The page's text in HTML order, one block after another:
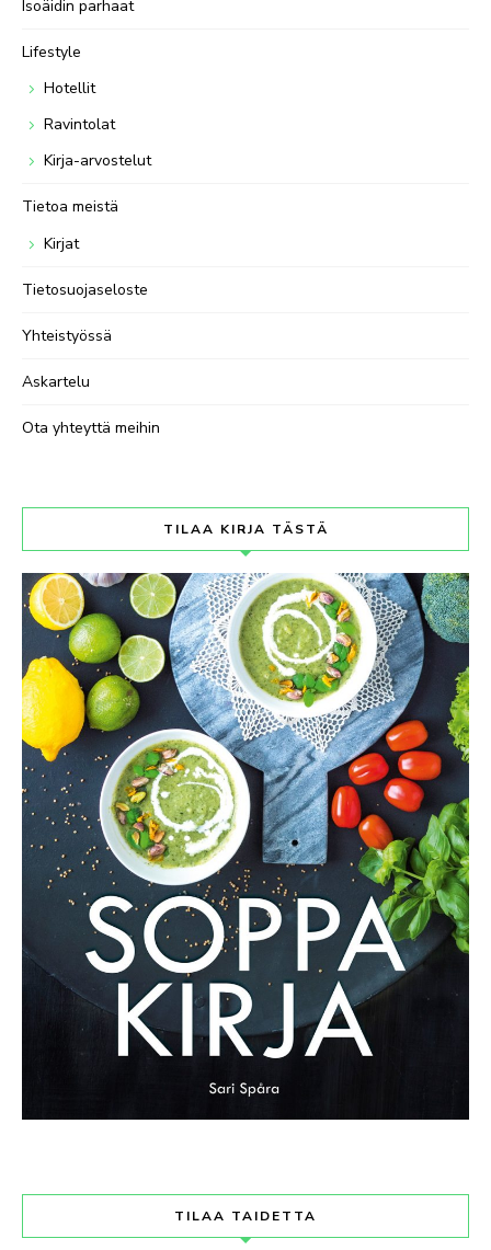
Isoäidin parhaat
Lifestyle
Hotellit
Ravintolat
Kirja-arvostelut
Tietoa meistä
Kirjat
Tietosuojaseloste
Yhteistyössä
Askartelu
Ota yhteyttä meihin
TILAA KIRJA TÄSTÄ
TILAA TAIDETTA